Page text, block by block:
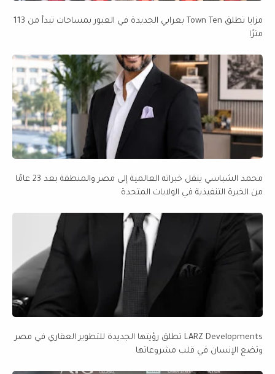
مزايا تطلق Town Ten بعرابي الجديدة في العبور بمساحات تبدأ من 113
مترًا
محمد الشباسي ينقل خبراته العالمية إلى مصر والمنطقة بعد 23 عامًا
من الخبرة التنفيذية في الولايات المتحدة
LARZ Developments تطلق رؤيتها الجديدة للتطوير العقاري في مصر
وتضع الإنسان في قلب مشروعاتها